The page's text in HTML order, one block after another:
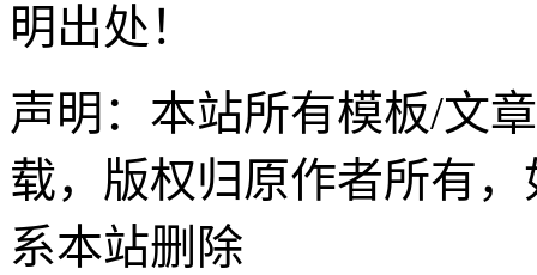
明出处！
声明：本站所有模板/文
载，版权归原作者所有
系本站删除